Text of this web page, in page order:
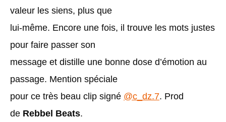
valeur les siens, plus que
lui-même. Encore une fois, il trouve les mots justes
pour faire passer son
message et distille une bonne dose d’émotion au
passage. Mention spéciale
pour ce très beau clip signé @c_dz.7. Prod
de Rebbel Beats.